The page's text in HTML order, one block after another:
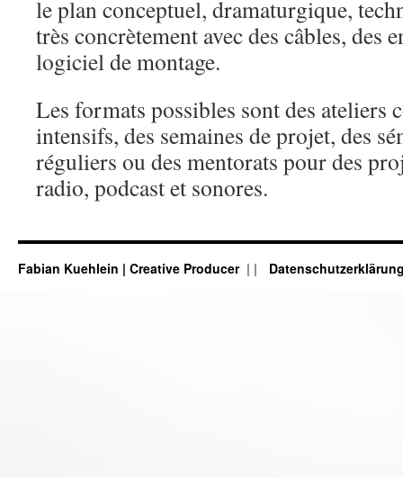
le plan conceptuel, dramaturgique,
très concrètement avec des câbles, des
logiciel de montage.
Les formats possibles sont des ateliers
intensifs, des semaines de projet, des
réguliers ou des mentorats pour des
radio, podcast et sonores.
Fabian Kuehlein | Creative Producer |